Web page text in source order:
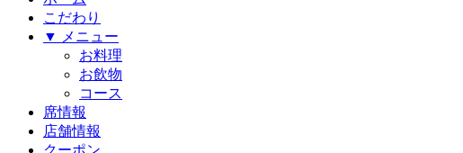
こだわり
▼ メニュー
お料理
お飲物
コース
席情報
店舗情報
クーポン